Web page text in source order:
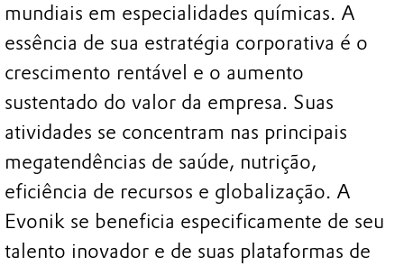
mundiais em especialidades químicas. A
essência de sua estratégia corporativa é o
crescimento rentável e o aumento
sustentado do valor da empresa. Suas
atividades se concentram nas principais
megatendências de saúde, nutrição,
eficiência de recursos e globalização. A
Evonik se beneficia especificamente de seu
talento inovador e de suas plataformas de